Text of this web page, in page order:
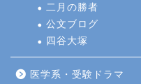
二月の勝者
公文ブログ
四谷大塚
医学系・受験ドラマ